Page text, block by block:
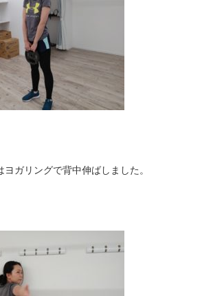
ガリングで背中伸ばしました。